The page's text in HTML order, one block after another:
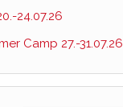
24.07.26
Camp 27.-31.07.26